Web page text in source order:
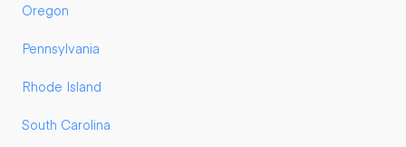
Oregon
Pennsylvania
Rhode Island
South Carolina